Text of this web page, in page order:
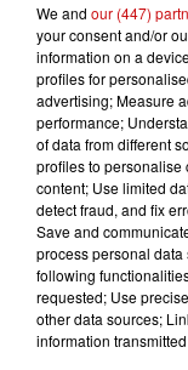
En partenariat avec
Rudi Langermann
Pas de supplément
Ajouter à votre
Date
We and our (447)
your consent and/or
information on a
profiles for
advertising; Measure
performance;
of data from different
profiles to personalise
content; Use limited
detect fraud, and fix
Save and
process personal
following
requested; Use
other data sources;
information